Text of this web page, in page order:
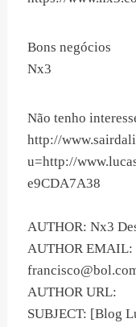
Bons negócios
Nx3
Não tenho
http://
u=http://
e9CDA7A38
AUTHOR: Nx3
AUTHOR EMAIL:
AUTHOR URL:
SUBJECT: [Blog